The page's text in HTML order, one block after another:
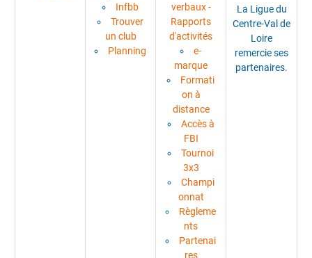
Infbb
Trouver
un club
Planning
verbaux -
Rapports
d'activités
e-
marque
Formati
on à
distance
Accès à
FBI
Tournoi
3x3
Champi
onnat
Règleme
nts
Partenai
res
La Ligue du
Centre-Val de
Loire
remercie ses
partenaires.